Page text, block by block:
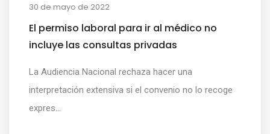
30 de mayo de 2022
El permiso laboral para ir al médico no
incluye las consultas privadas
La Audiencia Nacional rechaza hacer una
interpretación extensiva si el convenio no lo recoge
expres...